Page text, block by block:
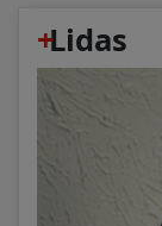
+
Lidas